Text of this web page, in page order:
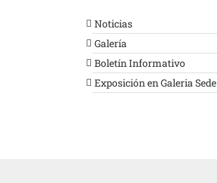
Noticias
Galería
Boletín Informativo
Exposición en Galeria Sede